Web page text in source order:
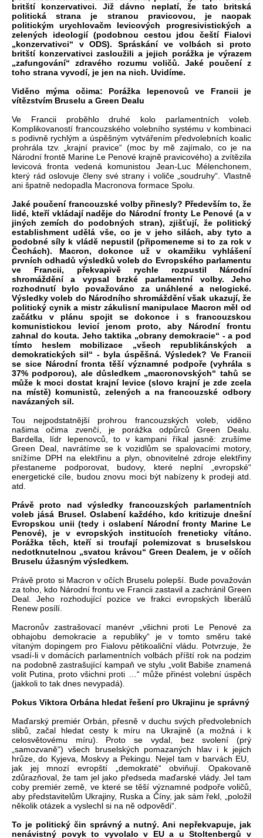
britští konzervativci. Již dávno neplatí, že tato britská
politická strana je stranou pravicovou, je naopak
politickým urychlovačm levicových progresivistických a
zelených ideologií (podobnou cestou jdou čeští Fialovi
„konzervativci“ v ODS). Spráskání ve volbách si proto
britští konzervativci zasloužili a jejich porážka je výrazem
„zafungování“ zdravého rozumu voličů. Jaké poučení z
toho strana vyvodí, je jen na nich. Uvidíme.
Viděno mýma očima: Porážka lepenovců ve Francii je
vítězstvím Bruselu a Green Dealu
Ve Francii proběhlo druhé kolo parlamentních voleb.
Komplikovaností francouzského volebního systému v kombinaci
s podivně rychlým a úspěšným vytvářením předvolebních koalic
prohrála tzv. „krajní pravice“ (moc by mě zajímalo, co je na
Národní frontě Marine Le Penové krajně pravicového) a zvítězila
levicová fronta vedená komunistou Jean-Luc Mélenchonem,
který rád oslovuje členy své strany i voliče „soudruhy“. Vlastně
ani špatně nedopadla Macronova formace Spolu.
Jaké poučení francouzské volby přinesly? Především to, že
lidé, kteří vkládají naděje do Národní fronty Le Penové (a v
jiných zemích do podobných stran), zjišťují, že politický
establishment udělá vše, co je v jeho silách, aby tyto a
podobné síly k vládě nepustil (připomeneme si to za rok v
Čechách). Macron, dokonce už v okamžiku vyhlášení
prvních odhadů výsledků voleb do Evropského parlamentu
ve Francii, překvapivě rychle rozpustil Národní
shromáždění a vypsal brzké parlamentní volby. Jeho
rozhodnutí bylo považováno za unáhlené a nelogické.
Výsledky voleb do Národního shromáždění však ukazují, že
politický cynik a mistr zákulisní manipulace Macron měl od
začátku v plánu spojit se dokonce i s francouzskou
komunistickou levicí jenom proto, aby Národní frontu
zahnal do kouta. Jeho taktika „obrany demokracie“ - a pod
tímto heslem mobilizace „všech republikánských a
demokratických sil“ - byla úspěšná. Výsledek? Ve Francii
se sice Národní fronta těší významné podpoře (vyhrála s
37% podporou), ale důsledkem „macronovských“ tahů se
může k moci dostat krajní levice (slovo krajní je zde zcela
na místě) komunistů, zelených a na francouzské odbory
navázaných sil.
Tou nejpodstatnější prohrou francouzských voleb, viděno
našima očima zvenčí, je porážka odpůrců Green Dealu.
Bardella, lídr lepenovců, to v kampani říkal jasně: zrušíme
Green Deal, navrátíme se k vozidlům se spalovacími motory,
snížíme DPH na elektřinu a plyn, obnovitelné zdroje elektřiny
přestaneme podporovat, budovy, které neplní „evropské“
energetické cíle, budou znovu moci být nabízeny k prodeji atd.
atd.
Právě proto nad výsledky francouzských parlamentních
voleb jásá Brusel. Oslabení každého, kdo kritizuje dnešní
Evropskou unii (tedy i oslabení Národní fronty Marine Le
Penové), je v evropských institucích freneticky vítáno.
Porážka těch, kteří si troufají polemizovat s bruselskou
nedotknutelnou „svatou krávou“ Green Dealem, je v očích
Bruselu úžasným výsledkem.
Právě proto si Macron v očích Bruselu polepší. Bude považován
za toho, kdo Národní frontu ve Francii zastavil a zachránil Green
Deal. Jeho rozhodující pozice ve frakci evropských liberálů
Renew posílí.
Macronův zastrašovací manévr „všichni proti Le Penové za
obhajobu demokracie a republiky“ je v tomto směru také
vítaným dopingem pro Fialovu pětikoaliční vládu. Potvrzuje, že
vsadí-li v domácích parlamentních volbách příští rok na podzim
na podobně zastrašující kampaň ve stylu „volit Babiše znamená
volit Putina, proto všichni proti …“ může přinést volební úspěch
(jakkoli to tak dnes nevypadá).
Pokus Viktora Orbána hledat řešení pro Ukrajinu je správný
Maďarský premiér Orbán, přesně v duchu svých předvolebních
slibů, začal hledat cesty k míru na Ukrajině (a možná i k
celosvětovému míru). Proto se vydal, bez svolení (prý
„samozvaně“) všech bruselských pomazaných hlav i k jejich
hrůze, do Kyjeva, Moskvy a Pekingu. Nejel tam v barvách EU,
jak jej mnozí evropští „demokraté“ obviňují. Opakovaně
zdůrazňoval, že tam jel jako předseda maďarské vlády. Jel tam
coby premiér země, ve které se těší významné podpoře voličů,
aby představitelům Ukrajiny, Ruska a Číny, jak sám řekl, „položil
několik otázek a vyslechl si na ně odpovědi“.
To je politický čin správný a nutný. Ani nepřekvapuje, jak
nenávistný povyk to vyvolalo v EU a u Stoltenbergů v